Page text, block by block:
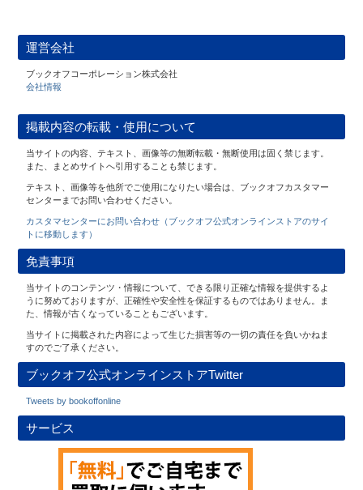
運営会社
ブックオフコーポレーション株式会社
会社情報
掲載内容の転載・使用について
当サイトの内容、テキスト、画像等の無断転載・無断使用は固く禁じます。
また、まとめサイトへ引用することも禁じます。
テキスト、画像等を他所でご使用になりたい場合は、ブックオフカスタマー
センターまでお問い合わせください。
カスタマセンターにお問い合わせ（ブックオフ公式オンラインストアのサイ
トに移動します）
免責事項
当サイトのコンテンツ・情報について、できる限り正確な情報を提供するよ
うに努めておりますが、正確性や安全性を保証するものではありません。ま
た、情報が古くなっていることもございます。
当サイトに掲載された内容によって生じた損害等の一切の責任を負いかねま
すのでご了承ください。
ブックオフ公式オンラインストアTwitter
Tweets by bookoffonline
サービス